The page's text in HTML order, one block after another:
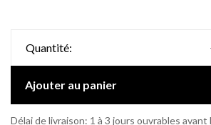
Quantité:
Ajouter au panier
Délai de livraison: 1 à 3 jours ouvrables